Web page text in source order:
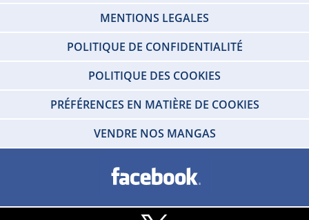
MENTIONS LEGALES
POLITIQUE DE CONFIDENTIALITÉ
POLITIQUE DES COOKIES
PRÉFÉRENCES EN MATIÈRE DE COOKIES
VENDRE NOS MANGAS